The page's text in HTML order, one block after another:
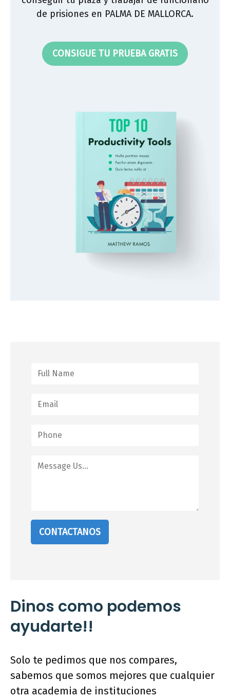
de prisiones en PALMA DE MALLORCA.
CONSIGUE TU PRUEBA GRATIS
CONTACTANOS
Dinos como podemos
ayudarte!!
Solo te pedimos que nos compares,
sabemos que somos mejores que cualquier
otra academia de instituciones